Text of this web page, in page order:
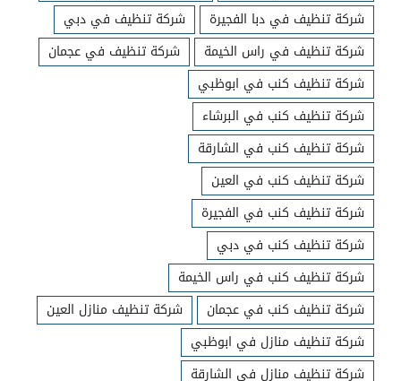
شركة تنظيف في دبا الفجيرة
شركة تنظيف في دبي
شركة تنظيف في راس الخيمة
شركة تنظيف في عجمان
شركة تنظيف كنب في ابوظبي
شركة تنظيف كنب في البرشاء
شركة تنظيف كنب في الشارقة
شركة تنظيف كنب في العين
شركة تنظيف كنب في الفجيرة
شركة تنظيف كنب في دبي
شركة تنظيف كنب في راس الخيمة
شركة تنظيف كنب في عجمان
شركة تنظيف منازل العين
شركة تنظيف منازل في ابوظبي
شركة تنظيف منازل في الشارقة